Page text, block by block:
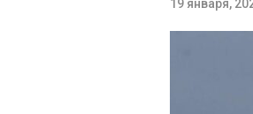
19 января,